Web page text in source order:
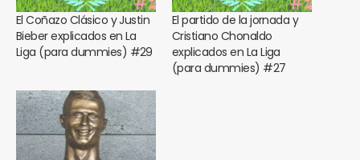
El Coñazo Clásico y Justin
Bieber explicados en La
Liga (para dummies) #29
El partido de la jornada y
Cristiano Chonaldo
explicados en La Liga
(para dummies) #27